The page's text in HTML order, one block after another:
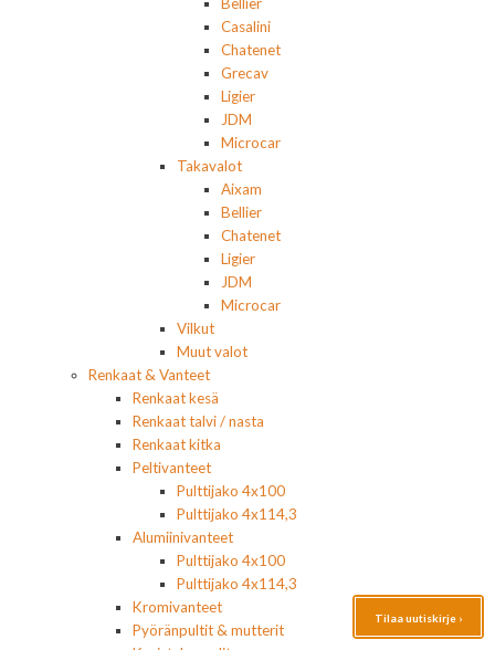
Casalini
Chatenet
Grecav
Ligier
JDM
Microcar
Takavalot
Aixam
Bellier
Chatenet
Ligier
JDM
Microcar
Vilkut
Muut valot
Renkaat & Vanteet
Renkaat kesä
Renkaat talvi / nasta
Renkaat kitka
Peltivanteet
Pulttijako 4x100
Pulttijako 4x114,3
Alumiinivanteet
Pulttijako 4x100
Pulttijako 4x114,3
Kromivanteet
Pyöränpultit & mutterit
Tilaa uutiskirje ›